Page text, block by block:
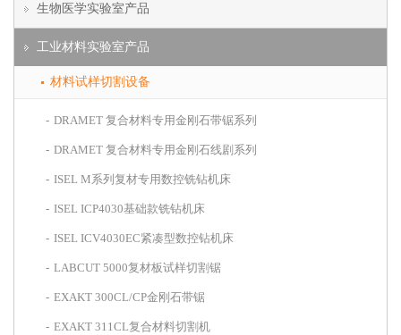
生物医学实验室产品
工业材料实验室产品
材料试样切割设备
DRAMET 复合材料专用金刚石带锯系列
DRAMET 复合材料专用金刚石线剧系列
ISEL M系列复材专用数控铣钻机床
ISEL ICP4030基础款铣钻机床
ISEL ICV4030EC紧凑型数控钻机床
LABCUT 5000复材板试样切割锯
EXAKT 300CL/CP金刚石带锯
EXAKT 311CL复合材料切割机